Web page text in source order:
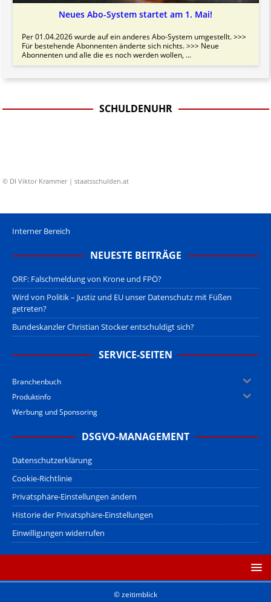
Neues Abo-System startet am 1. Mai!
Per 01.04.2026 wurde auf ein anderes Abo-System umgestellt. >>>
Für bestehende Abonnenten änderte sich nichts. >>> Neue
Abonnenten und alle die es noch werden wollen, ...
SCHULDENUHR
© DI Viktor Krammer | staatsschulden.at
Interner Bereich
NEUESTE BEITRÄGE
ORF: Falschmeldung von Krone und FPÖ?
Wird von Politik – Justiz und EU unser Datenschutz mit Füßen
getreten?
Bundeskanzler Christian Stocker entschuldigt sich?
SERVICE-SEITEN
Branchenbuch
Produktinfo
Werbung und Sponsoring
DSGVO-MANAGEMENT
Datenschutzerklärung
Cookie-Richtlinie
Privatsphäre-Einstellungen ändern
Historie der Privatsphäre-Einstellungen
Einwilligungen widerrufen
© zeitimblick